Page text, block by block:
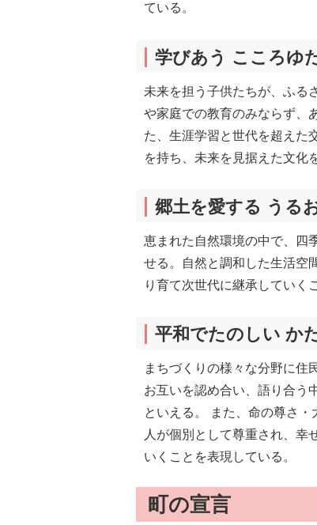
ている。
学びあう こころゆ
未来を担う子供たちが、ふる
や家庭での教育のみならず、
た、生涯学習と世代を超えた
を持ち、未来を見据えた文化
郷土を愛する うる
恵まれた自然環境の中で、四
せる。自然と調和した生活空
り育て次世代に継承していく
平和でたのしい か
まちづくりの様々な分野に住
お互いを認め合い、語り合う
といえる。 また、命の尊さ
人が個別として尊重され、幸
いくことを表現している。
町の宣言